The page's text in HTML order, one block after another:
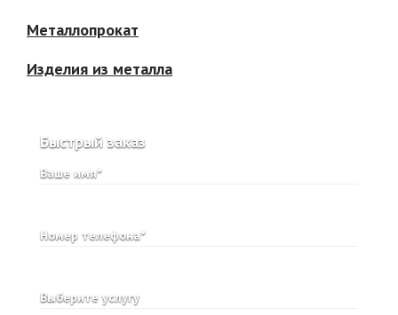
Металлопрокат
Изделия из металла
Быстрый заказ
Ваше имя*
Номер телефона*
Выберите услугу